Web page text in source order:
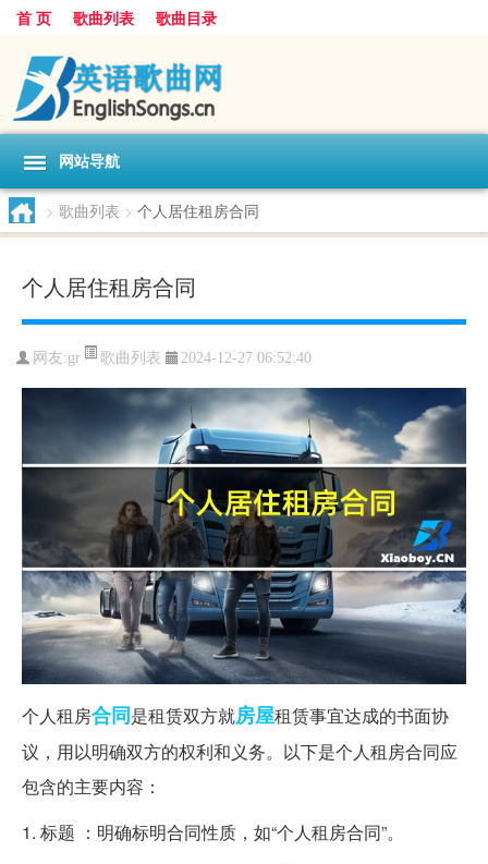
首 页 歌曲列表 歌曲目录
网站导航
> 歌曲列表 > 个人居住租房合同
个人居住租房合同
网友:gr 歌曲列表 2024-12-27 06:52:40
个人租房合同是租赁双方就房屋租赁事宜达成的书面协
议，用以明确双方的权利和义务。以下是个人租房合同应
包含的主要内容：
1. 标题 ：明确标明合同性质，如“个人租房合同”。